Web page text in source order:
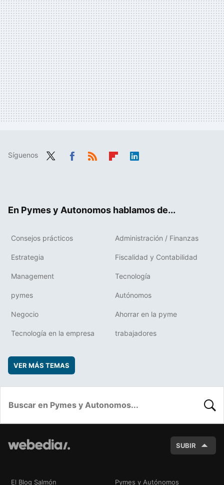
Síguenos
En Pymes y Autonomos hablamos de...
Consejos prácticos Administración / Finanzas
Estrategia Fiscalidad y Contabilidad
Management Tecnología
pymes Autónomos
Negocio Ahorrar en la pyme
Tecnología en la empresa trabajadores
VER MÁS TEMAS
SUBIR
El Blog Salmón Pymes y Autónomos